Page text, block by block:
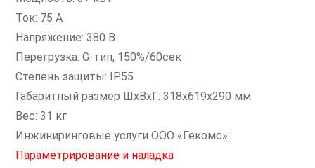
Ток: 75 А
Напряжение: 380 В
Перегрузка: G-тип, 150%/60сек
Степень защиты: IP55
Габаритный размер ШхВхГ: 318x619x290 мм
Вес: 31 кг
Инжиниринговые услуги ООО «Гекомс»:
Параметрирование и наладка